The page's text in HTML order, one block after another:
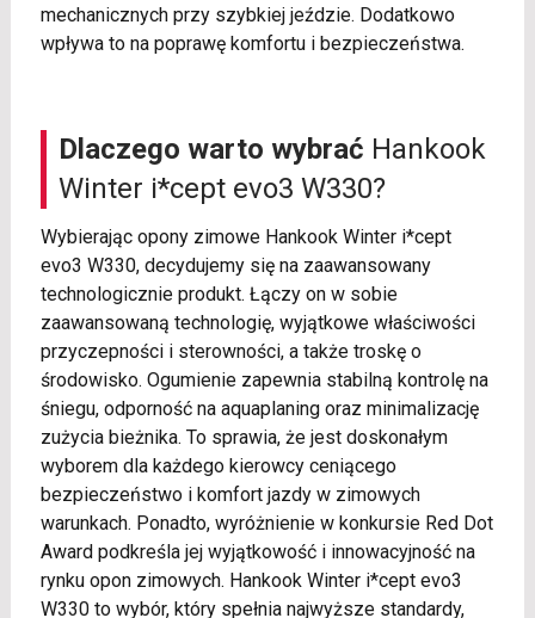
mechanicznych przy szybkiej jeździe. Dodatkowo
wpływa to na poprawę komfortu i bezpieczeństwa.
Dlaczego warto wybrać Hankook
Winter i*cept evo3 W330?
Wybierając opony zimowe Hankook Winter i*cept
evo3 W330, decydujemy się na zaawansowany
technologicznie produkt. Łączy on w sobie
zaawansowaną technologię, wyjątkowe właściwości
przyczepności i sterowności, a także troskę o
środowisko. Ogumienie zapewnia stabilną kontrolę na
śniegu, odporność na aquaplaning oraz minimalizację
zużycia bieżnika. To sprawia, że jest doskonałym
wyborem dla każdego kierowcy ceniącego
bezpieczeństwo i komfort jazdy w zimowych
warunkach. Ponadto, wyróżnienie w konkursie Red Dot
Award podkreśla jej wyjątkowość i innowacyjność na
rynku opon zimowych. Hankook Winter i*cept evo3
W330 to wybór, który spełnia najwyższe standardy,